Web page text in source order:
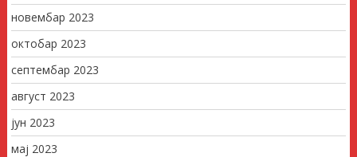
новембар 2023
октобар 2023
септембар 2023
август 2023
јун 2023
мај 2023